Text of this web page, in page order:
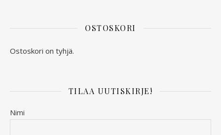
OSTOSKORI
Ostoskori on tyhjä.
TILAA UUTISKIRJE!
Nimi